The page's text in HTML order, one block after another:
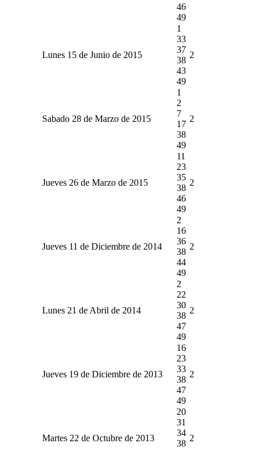
46
49
Lunes 15 de Junio de 2015
1
33
37
38
43
49
2
Sabado 28 de Marzo de 2015
1
2
7
17
38
49
2
Jueves 26 de Marzo de 2015
11
23
35
38
46
49
2
Jueves 11 de Diciembre de 2014
2
16
36
38
44
49
2
Lunes 21 de Abril de 2014
2
22
30
38
47
49
2
Jueves 19 de Diciembre de 2013
16
23
33
38
47
49
2
Martes 22 de Octubre de 2013
20
31
34
38
2